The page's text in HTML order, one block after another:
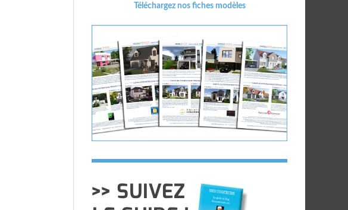
Téléchargez nos fiches modèles